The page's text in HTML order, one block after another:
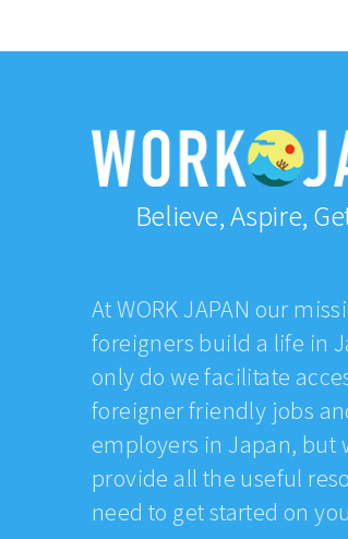
Believe, Aspire,
At WORK JAPAN our
foreigners build a life in
only do we facilitate
foreigner friendly jobs
employers in Japan, but
provide all the useful
need to get started on